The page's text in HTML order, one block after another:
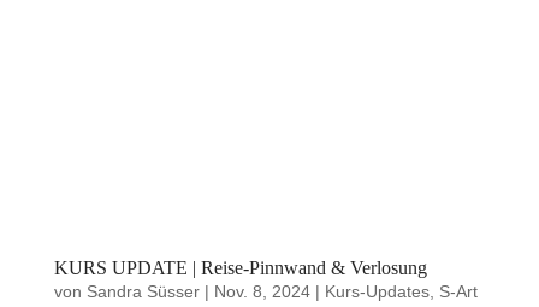
KURS UPDATE | Reise-Pinnwand & Verlosung
von Sandra Süsser| Nov. 8, 2024| Kurs-Updates, S-Art